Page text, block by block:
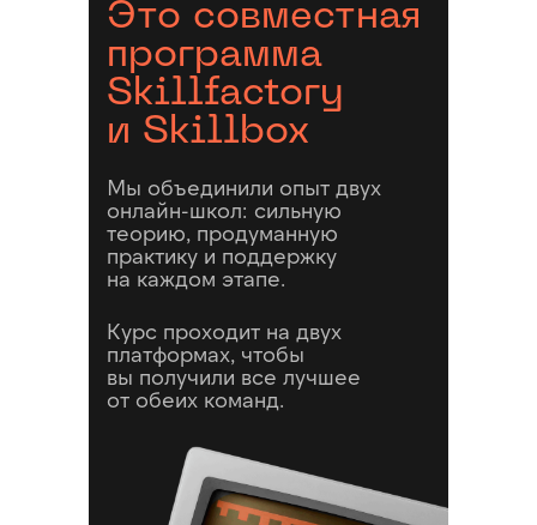
Это совместная
программа
Skillfactory
и Skillbox
Мы объединили опыт двух
онлайн-школ: сильную
теорию, продуманную
практику и поддержку
на каждом этапе.
Курс проходит на двух
платформах, чтобы
вы получили все лучшее
от обеих команд.